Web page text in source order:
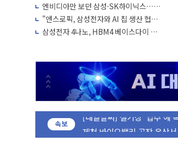
엔비디아만 보던 삼성·SK하이닉스…오
픈AI·앤스로픽과 '직거래'한다
"앤스로픽, 삼성전자와 AI 칩 생산 협력
논의"
삼성전자 4나노, HBM4 베이스다이 적
속보
종로·중구 오피스 78%가
법원, '관저 이전 봐주기 감
성폭력 피해자 보호단체, 경
"5.18은 북한 지령" 설교한
[종합] 특검, '양평' 원희룡 2
[내일날씨] 절기상 '입추'에
제천 바이오밸리 공장 옥상
개혁신당 "민주, '盧 수사' 악
CJ온스타일, 2분기 영업